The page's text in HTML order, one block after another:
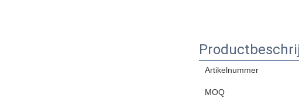
Artikelnummer
MOQ